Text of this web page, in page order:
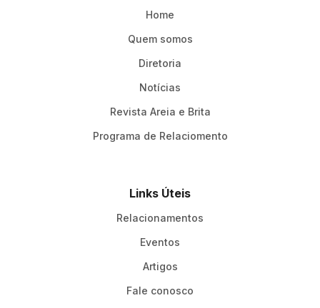
Home
Quem somos
Diretoria
Notícias
Revista Areia e Brita
Programa de Relaciomento
Links Úteis
Relacionamentos
Eventos
Artigos
Fale conosco